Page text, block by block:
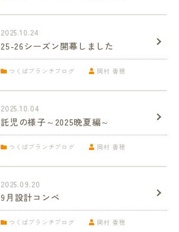
2025.10.24
25-26シーズン開幕しました
つくばブランチブログ 岡村 香穂
2025.10.04
託児の様子～2025晩夏編～
つくばブランチブログ 岡村 香穂
2025.09.20
9月設計コンペ
つくばブランチブログ 岡村 香穂